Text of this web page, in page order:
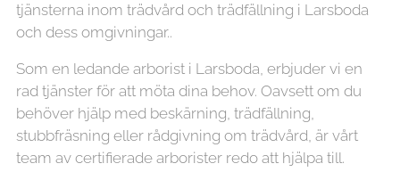
tjänsterna inom trädvård och trädfällning i Larsboda
och dess omgivningar..
Som en ledande arborist i Larsboda, erbjuder vi en
rad tjänster för att möta dina behov. Oavsett om du
behöver hjälp med beskärning, trädfällning,
stubbfräsning eller rådgivning om trädvård, är vårt
team av certifierade arborister redo att hjälpa till.